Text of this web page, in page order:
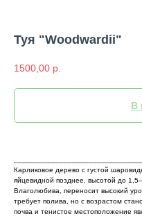
Туя "Woodwardii"
1500,00 р.
В
Карликовое дерево с густой
яйцевидной позднее, высотой до
Влаголюбива, переносит высокий
требует полива, но с возрастом
почва и тенистое местоположение